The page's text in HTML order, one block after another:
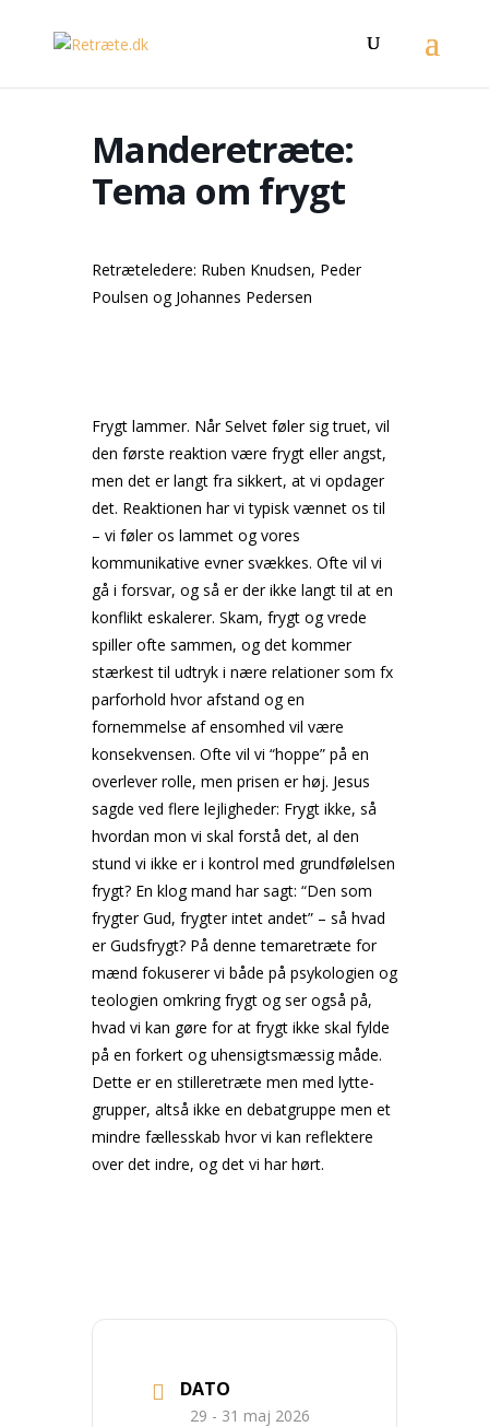
Manderetræte:
Tema om frygt
Retræteledere: Ruben Knudsen, Peder
Poulsen og Johannes Pedersen
Frygt lammer. Når Selvet føler sig truet, vil
den første reaktion være frygt eller angst,
men det er langt fra sikkert, at vi opdager
det. Reaktionen har vi typisk vænnet os til
– vi føler os lammet og vores
kommunikative evner svækkes. Ofte vil vi
gå i forsvar, og så er der ikke langt til at en
konflikt eskalerer. Skam, frygt og vrede
spiller ofte sammen, og det kommer
stærkest til udtryk i nære relationer som fx
parforhold hvor afstand og en
fornemmelse af ensomhed vil være
konsekvensen. Ofte vil vi “hoppe” på en
overlever rolle, men prisen er høj. Jesus
sagde ved flere lejligheder: Frygt ikke, så
hvordan mon vi skal forstå det, al den
stund vi ikke er i kontrol med grundfølelsen
frygt? En klog mand har sagt: “Den som
frygter Gud, frygter intet andet” – så hvad
er Gudsfrygt? På denne temaretræte for
mænd fokuserer vi både på psykologien og
teologien omkring frygt og ser også på,
hvad vi kan gøre for at frygt ikke skal fylde
på en forkert og uhensigtsmæssig måde.
Dette er en stilleretræte men med lytte-
grupper, altså ikke en debatgruppe men et
mindre fællesskab hvor vi kan reflektere
over det indre, og det vi har hørt.
DATO
29 - 31 maj 2026